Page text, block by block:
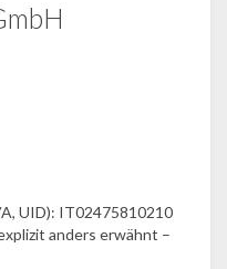
UID): IT02475810210
anders erwähnt –